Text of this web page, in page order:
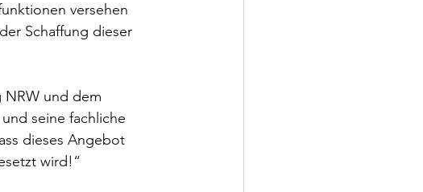
versehen
Schaffung dieser
NRW und dem
seine fachliche
dieses Angebot
wird!“